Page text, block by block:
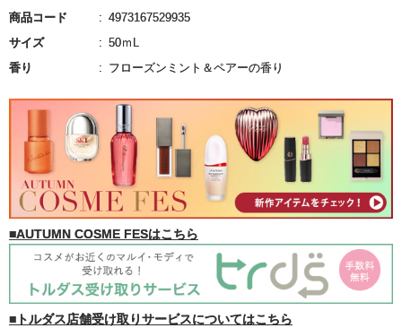
商品コード
4973167529935
サイズ
50ｍL
香り
フローズンミント＆ペアーの香り
■AUTUMN COSME FESはこちら
■トルダス店舗受け取りサービスについてはこちら